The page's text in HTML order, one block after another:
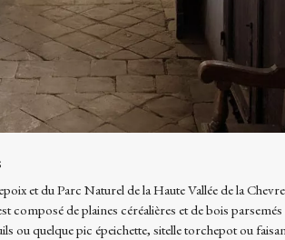
et du Parc Naturel de la Haute Vallée de la
composé de plaines céréalières et de bois
ou quelque pic épeichette, sitelle torchepot ou